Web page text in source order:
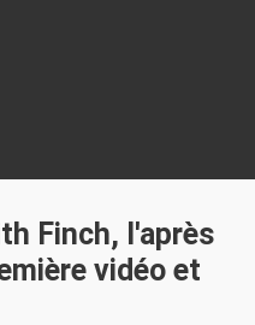
Finch, l'après
vidéo et